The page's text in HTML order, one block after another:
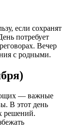
если сохранят
потребует
Вечер
с родными.
— важные
В этот день
решений.